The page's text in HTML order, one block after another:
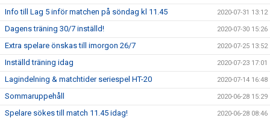
Info till Lag 5 inför matchen på söndag kl 11.45 2020-07-31 13:12
Dagens träning 30/7 inställd! 2020-07-30 15:26
Extra spelare önskas till imorgon 26/7 2020-07-25 13:52
Inställd träning idag 2020-07-23 17:01
Lagindelning & matchtider seriespel HT-20 2020-07-14 16:48
Sommaruppehåll 2020-06-28 15:29
Spelare sökes till match 11.45 idag! 2020-06-28 08:46